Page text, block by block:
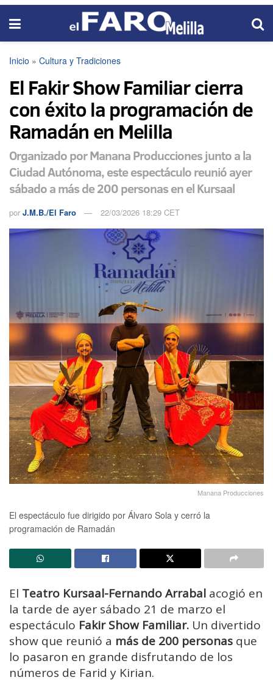
Inicio » Cultura y Tradiciones
El Fakir Show Familiar cierra
con éxito la programación de
Ramadán en Melilla
Organizado por Manana Producciones junto a la
Ciudad Autónoma, este espectáculo reunió ayer
sábado a más de 200 personas en el Kursaal
por J.M.B./El Faro 22/03/2026 18:29 CET
Manana Producciones
El espectáculo fue dirigido por Álvaro Sola y cerró la
programación de Ramadán
El Teatro Kursaal-Fernando Arrabal acogió en
la tarde de ayer sábado 21 de marzo el
espectáculo Fakir Show Familiar. Un divertido
show que reunió a más de 200 personas que
lo pasaron en grande disfrutando de los
números de Farid y Kirian.